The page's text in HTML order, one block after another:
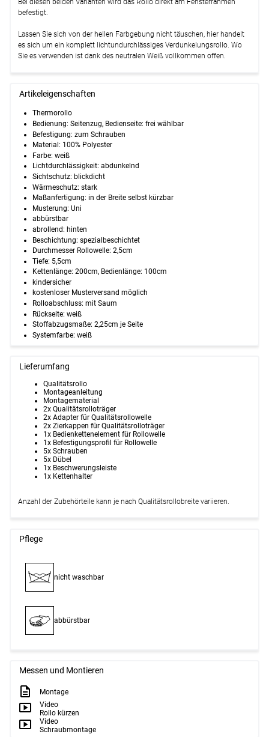
Bei diesen beiden Varianten wird das Rollo direkt am Fensterrahmen
befestigt.
Lassen Sie sich von der hellen Farbgebung nicht täuschen, hier handelt
es sich um ein komplett lichtundurchlässiges Verdunkelungsrollo. Wo
Sie es verwenden ist dank des neutralen Weiß vollkommen offen.
Artikeleigenschaften
Thermorollo
Bedienung: Seitenzug, Bedienseite: frei wählbar
Befestigung: zum Schrauben
Material: 100% Polyester
Farbe: weiß
Lichtdurchlässigkeit: abdunkelnd
Sichtschutz: blickdicht
Wärmeschutz: stark
Maßanfertigung: in der Breite selbst kürzbar
Musterung: Uni
abbürstbar
abrollend: hinten
Beschichtung: spezialbeschichtet
Durchmesser Rollowelle: 2,5cm
Tiefe: 5,5cm
Kettenlänge: 200cm, Bedienlänge: 100cm
kindersicher
kostenloser Musterversand möglich
Rolloabschluss: mit Saum
Rückseite: weiß
Stoffabzugsmaße: 2,25cm je Seite
Systemfarbe: weiß
Lieferumfang
Qualitätsrollo
Montageanleitung
Montagematerial
2x Qualitätsrolloträger
2x Adapter für Qualitätsrollowelle
2x Zierkappen für Qualitätsrolloträger
1x Bedienkettenelement für Rollowelle
1x Befestigungsprofil für Rollowelle
5x Schrauben
5x Dübel
1x Beschwerungsleiste
1x Kettenhalter
Anzahl der Zubehörteile kann je nach Qualitätsrollobreite variieren.
Pflege
nicht waschbar
abbürstbar
Messen und Montieren
Montage
Video
Rollo kürzen
Video
Schraubmontage